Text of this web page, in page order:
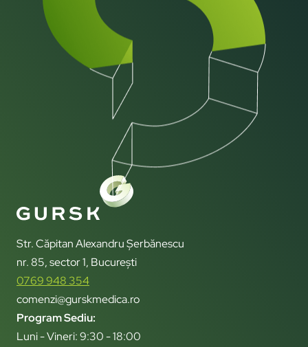
Str. Căpitan Alexandru Șerbănescu
nr. 85, sector 1, București
0769 948 354
comenzi@gurskmedica.ro
Program Sediu:
Luni - Vineri: 9:30 - 18:00